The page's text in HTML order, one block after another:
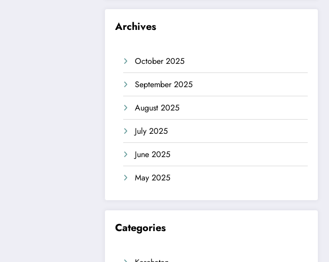
Archives
October 2025
September 2025
August 2025
July 2025
June 2025
May 2025
Categories